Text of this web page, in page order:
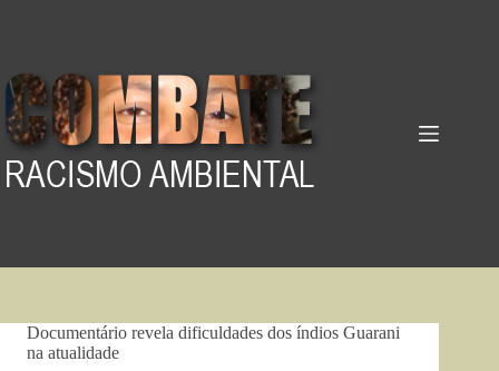
Documentário revela dificuldades dos índios Guarani
na atualidade